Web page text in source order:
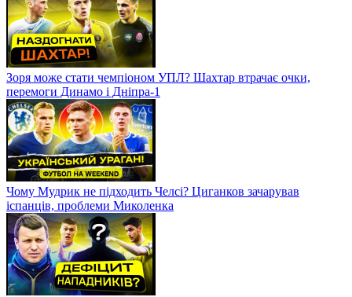
Зоря може стати чемпіоном УПЛ? Шахтар втрачає очки,
перемоги Динамо і Дніпра-1
Чому Мудрик не підходить Челсі? Циганков зачарував
іспанців, проблеми Миколенка